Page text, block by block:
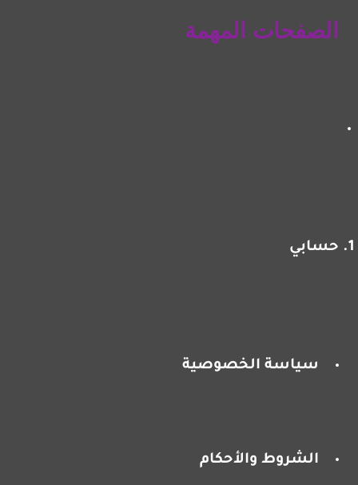
الصفحات المهمة
حسابي
سياسة الخصوصية
الشروط والأحكام